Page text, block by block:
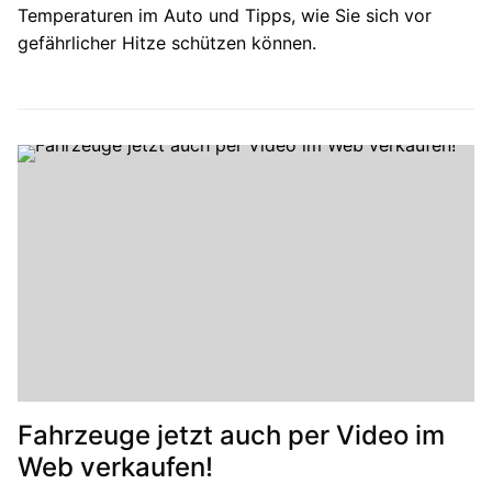
Temperaturen im Auto und Tipps, wie Sie sich vor
gefährlicher Hitze schützen können.
Fahrzeuge jetzt auch per Video im
Web verkaufen!